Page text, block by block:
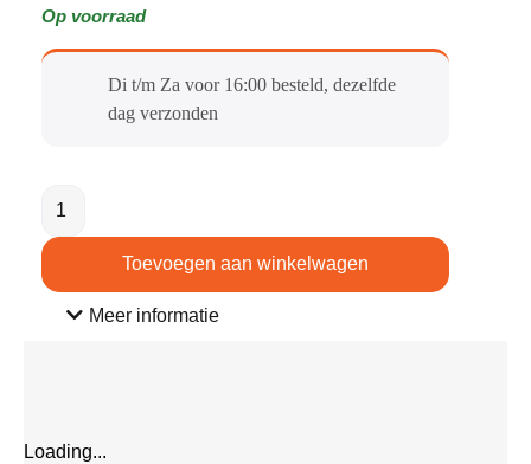
Op voorraad
Di t/m Za voor 16:00 besteld, dezelfde
dag verzonden​
Toevoegen aan winkelwagen
Meer informatie
Loading...